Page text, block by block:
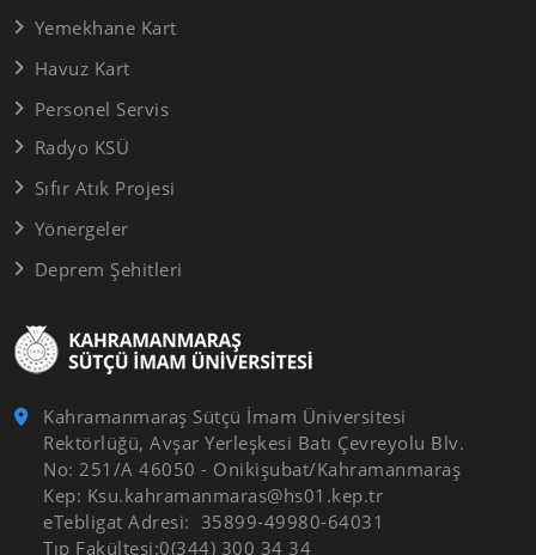
Kahramanmaraş Sütçü İmam Üniversitesi
Rektörlüğü, Avşar Yerleşkesi Batı Çevreyolu Blv.
No: 251/A 46050 - Onikişubat/Kahramanmaraş
Kep: Ksu.kahramanmaras@hs01.kep.tr
eTebligat Adresi: 35899-49980-64031
Tıp Fakültesi:0(344) 300 34 34
Yemekhane Kart
Havuz Kart
Personel Servis
Radyo KSÜ
Sıfır Atık Projesi
Yönergeler
Deprem Şehitleri